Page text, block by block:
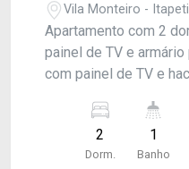
Vila Monteiro -
Apartamento com 2
painel de TV e
com painel de TV e
box blindex e
armário planejado,
teto rebaixado com
2
Dorm.
1
Banho